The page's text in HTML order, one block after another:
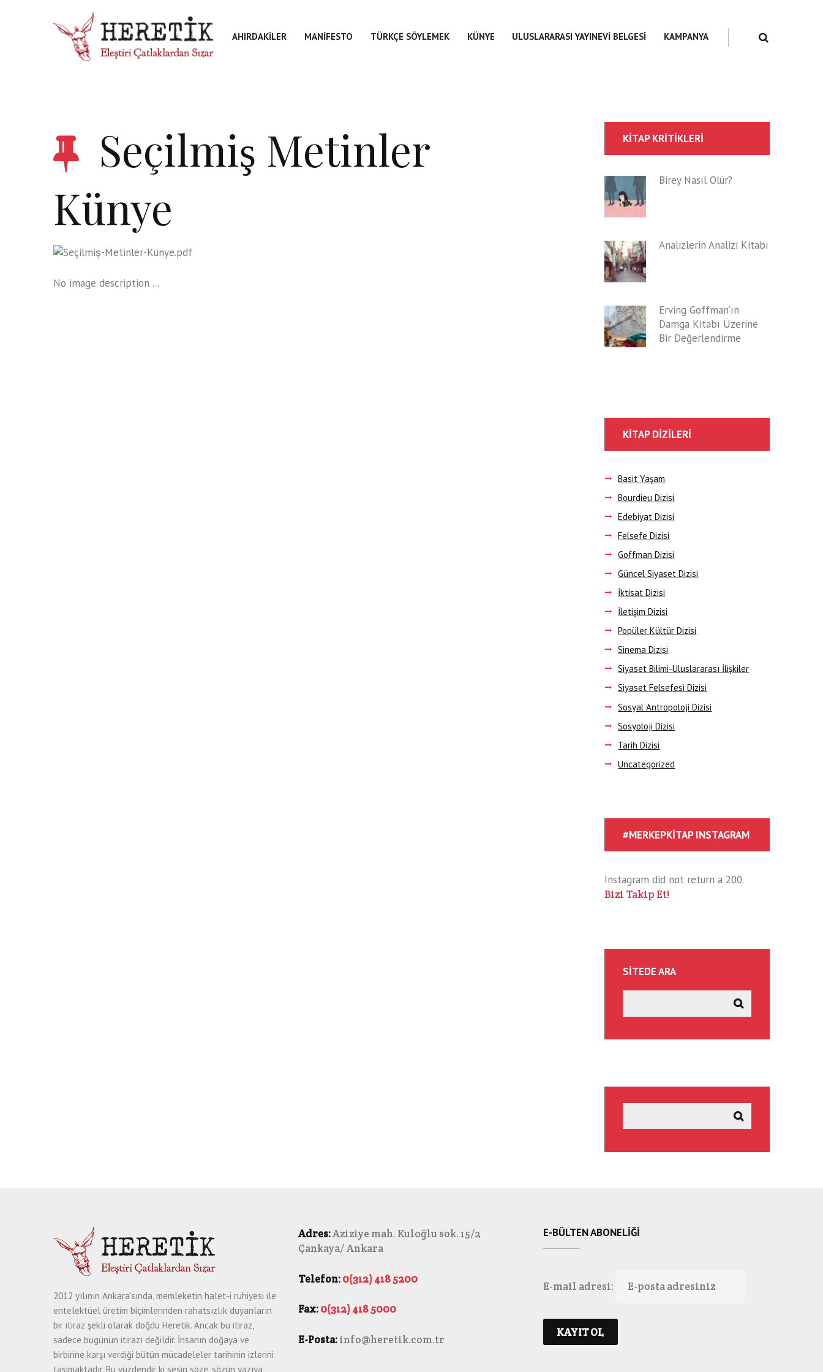
AHIRDAKILER MANIFESTO TÜRKÇE SÖYLEMEK KÜNYE ULUSLARARASI YAYINEVI BELGESI KAMPANYA
Seçilmiş Metinler
Künye
No image description ...
KITAP KRITIKLERI
Birey Nasıl Ölür?
Analizlerin Analizi Kitabı
Erving Goffman’ın
Damga Kitabı Üzerine
Bir Değerlendirme
KITAP DIZILERI
Basit Yaşam
Bourdieu Dizisi
Edebiyat Dizisi
Felsefe Dizisi
Goffman Dizisi
Güncel Siyaset Dizisi
İktisat Dizisi
İletişim Dizisi
Popüler Kültür Dizisi
Sinema Dizisi
Siyaset Bilimi-Uluslararası İlişkiler
Siyaset Felsefesi Dizisi
Sosyal Antropoloji Dizisi
Sosyoloji Dizisi
Tarih Dizisi
Uncategorized
#MERKEPKITAP INSTAGRAM
Instagram did not return a 200.
Bizi Takip Et!
SITEDE ARA
2012 yılının Ankara’sında, memleketin halet-i ruhiyesi ile
entelektüel üretim biçimlerinden rahatsızlık duyanların
bir itiraz şekli olarak doğdu Heretik. Ancak bu itiraz,
sadece bugünün itirazı değildir. İnsanın doğaya ve
birbirine karşı verdiği bütün mücadeleler tarihinin izlerini
taşımaktadır. Bu yüzdendir ki sesin söze, sözün yazıya
Adres:Aziziye mah. Kuloğlu sok. 15/2
Çankaya/ Ankara
Telefon:0(312) 418 5200
Fax:0(312) 418 5000
E-Posta:info@heretik.com.tr
E-BÜLTEN ABONELIĞI
E-mail adresi: